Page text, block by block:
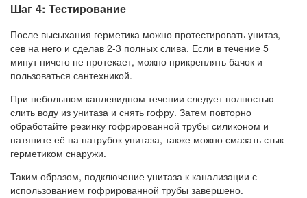
Шаг 4: Тестирование
После высыхания герметика можно протестировать унитаз,
сев на него и сделав 2-3 полных слива. Если в течение 5
минут ничего не протекает, можно прикреплять бачок и
пользоваться сантехникой.
При небольшом каплевидном течении следует полностью
слить воду из унитаза и снять гофру. Затем повторно
обработайте резинку гофрированной трубы силиконом и
натяните её на патрубок унитаза, также можно смазать стык
герметиком снаружи.
Таким образом, подключение унитаза к канализации с
использованием гофрированной трубы завершено.